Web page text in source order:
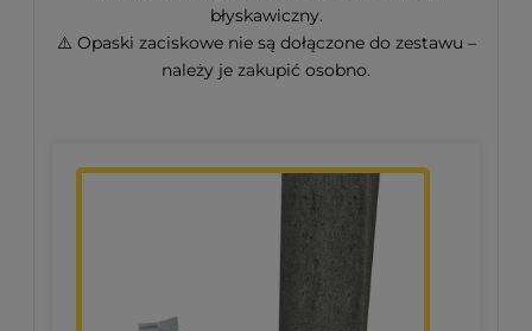
błyskawiczny.
⚠️ Opaski zaciskowe nie są dołączone do zestawu –
należy je zakupić osobno.